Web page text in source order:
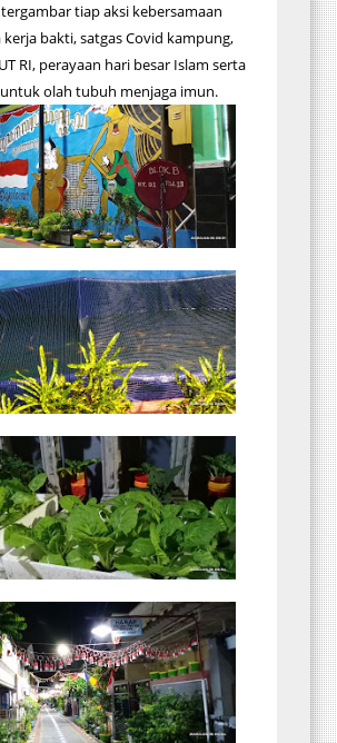
tiap aksi kebersamaan
bakti, satgas Covid kampung,
RI, perayaan hari besar Islam serta
olah tubuh menjaga imun.